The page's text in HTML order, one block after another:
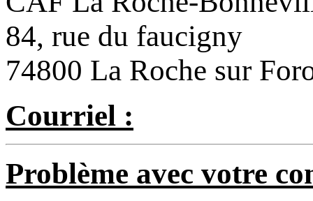
84, rue du faucigny
74800 La Roche sur
Courriel :
Problème avec votre